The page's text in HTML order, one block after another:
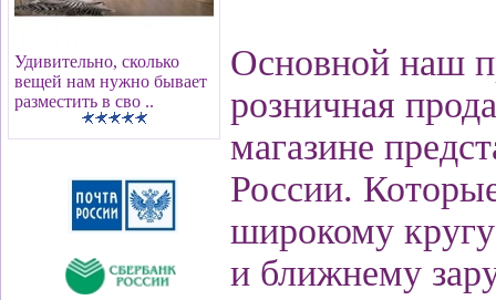
Удивительно, сколько
вещей нам нужно бывает
разместить в сво ..
Основной наш
розничная
магазине
России.
широкому
и ближнему